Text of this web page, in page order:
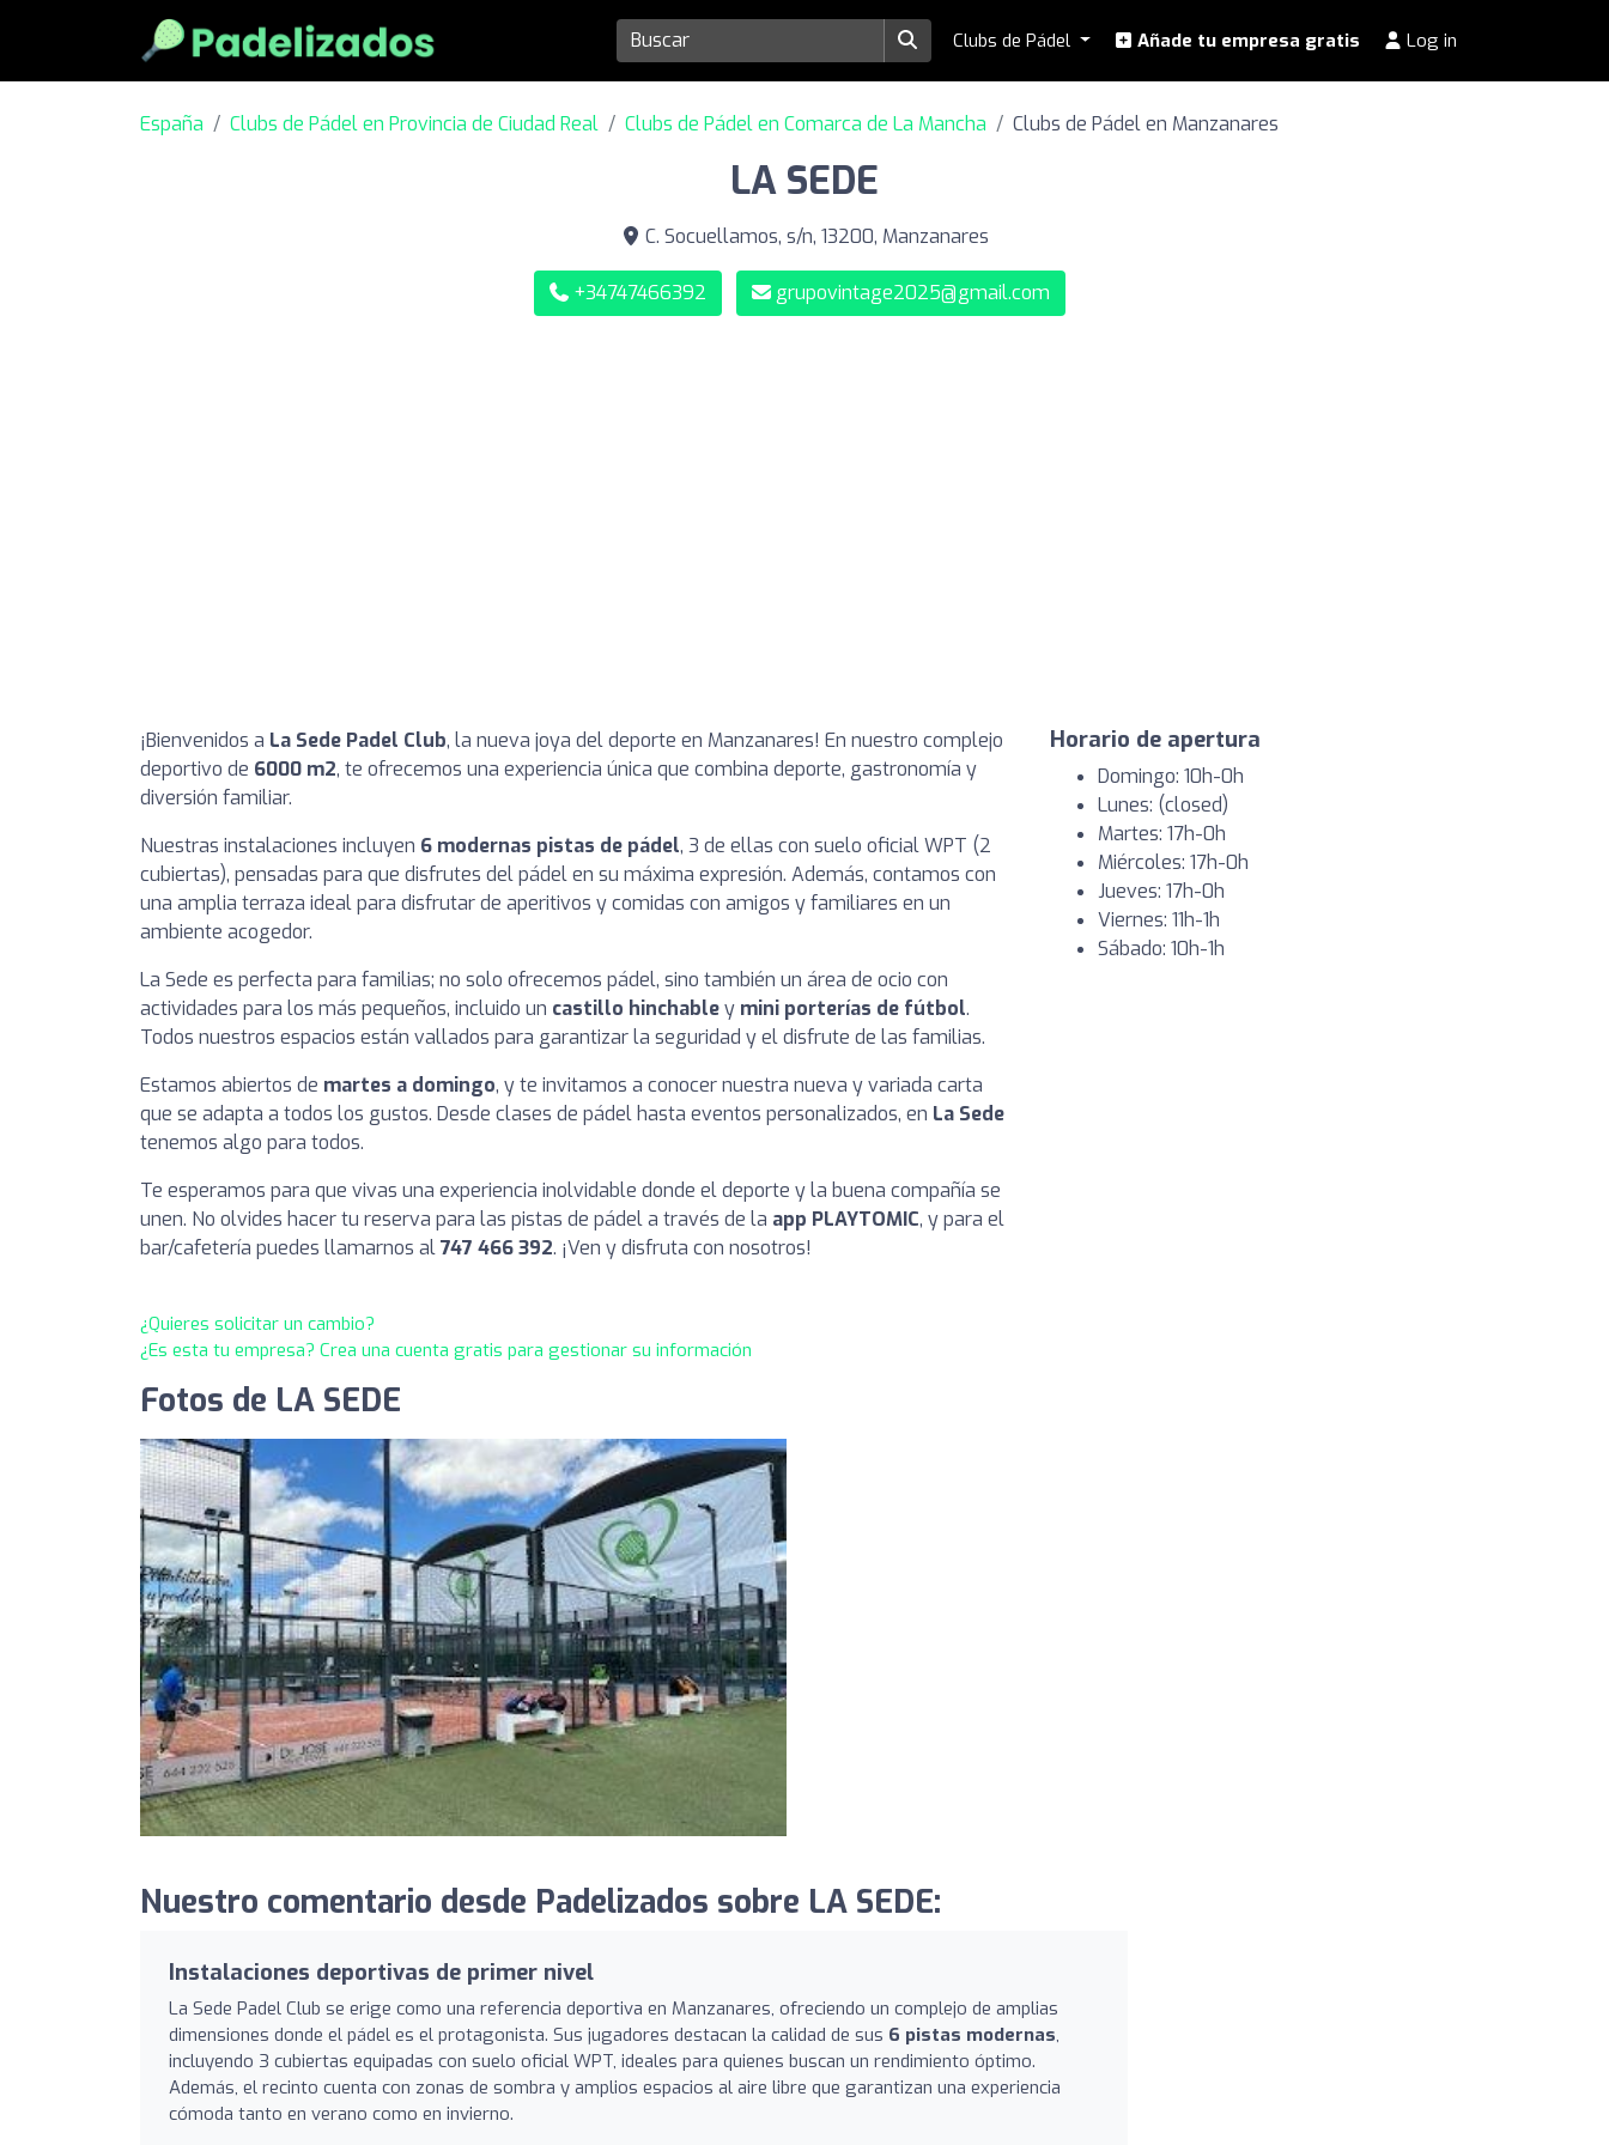
Clubs de Pádel Añade tu empresa gratis Log in
España Clubs de Pádel en Provincia de Ciudad Real Clubs de Pádel en Comarca de La Mancha Clubs de Pádel en Manzanares
LA SEDE
C. Socuellamos, s/n, 13200, Manzanares
+34747466392 grupovintage2025@gmail.com
¡Bienvenidos a La Sede Padel Club, la nueva joya del deporte en Manzanares! En nuestro complejo
deportivo de 6000 m2, te ofrecemos una experiencia única que combina deporte, gastronomía y
diversión familiar.
Nuestras instalaciones incluyen 6 modernas pistas de pádel, 3 de ellas con suelo oficial WPT (2
cubiertas), pensadas para que disfrutes del pádel en su máxima expresión. Además, contamos con
una amplia terraza ideal para disfrutar de aperitivos y comidas con amigos y familiares en un
ambiente acogedor.
La Sede es perfecta para familias; no solo ofrecemos pádel, sino también un área de ocio con
actividades para los más pequeños, incluido un castillo hinchabley mini porterías de fútbol.
Todos nuestros espacios están vallados para garantizar la seguridad y el disfrute de las familias.
Estamos abiertos de martes a domingo, y te invitamos a conocer nuestra nueva y variada carta
que se adapta a todos los gustos. Desde clases de pádel hasta eventos personalizados, en La Sede
tenemos algo para todos.
Te esperamos para que vivas una experiencia inolvidable donde el deporte y la buena compañía se
unen. No olvides hacer tu reserva para las pistas de pádel a través de la app PLAYTOMIC, y para el
bar/cafetería puedes llamarnos al747 466 392. ¡Ven y disfruta con nosotros!
Horario de apertura
Domingo: 10h-0h
Lunes: (closed)
Martes: 17h-0h
Miércoles: 17h-0h
Jueves: 17h-0h
Viernes: 11h-1h
Sábado: 10h-1h
¿Quieres solicitar un cambio?
¿Es esta tu empresa? Crea una cuenta gratis para gestionar su información
Fotos de LA SEDE
Nuestro comentario desde Padelizados sobre LA SEDE:
Instalaciones deportivas de primer nivel
La Sede Padel Club se erige como una referencia deportiva en Manzanares, ofreciendo un complejo de amplias
dimensiones donde el pádel es el protagonista. Sus jugadores destacan la calidad de sus 6 pistas modernas,
incluyendo 3 cubiertas equipadas con suelo oficial WPT, ideales para quienes buscan un rendimiento óptimo.
Además, el recinto cuenta con zonas de sombra y amplios espacios al aire libre que garantizan una experiencia
cómoda tanto en verano como en invierno.